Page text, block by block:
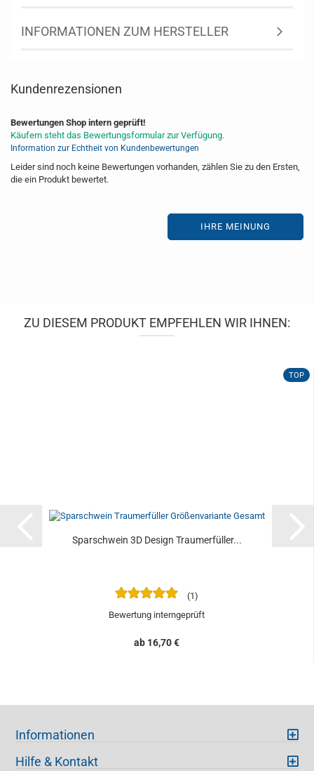
INFORMATIONEN ZUM HERSTELLER
Kundenrezensionen
Bewertungen Shop intern geprüft!
Käufern steht das Bewertungsformular zur Verfügung.
Information zur Echtheit von Kundenbewertungen
Leider sind noch keine Bewertungen vorhanden, zählen Sie zu den Ersten,
die ein Produkt bewertet.
IHRE MEINUNG
ZU DIESEM PRODUKT EMPFEHLEN WIR IHNEN:
TOP
Sparschwein 3D Design Traumerfüller...
1
Bewertung interngeprüft
ab 16,70 €
Informationen
Hilfe & Kontakt